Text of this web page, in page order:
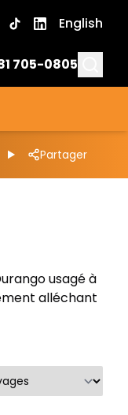
English
705-0805
Partager
usagé à
alléchant